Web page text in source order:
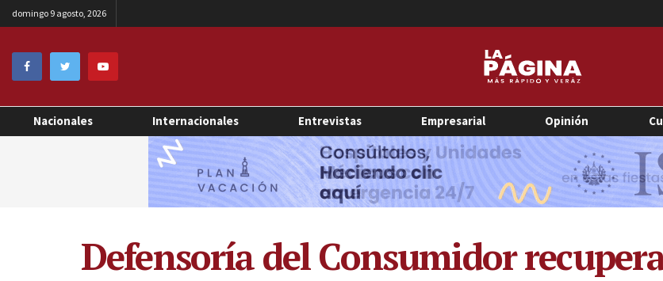
domingo 9 agosto, 2026
Nacionales Internacionales Entrevistas Empresarial Opinión
Defensoría del Consumidor